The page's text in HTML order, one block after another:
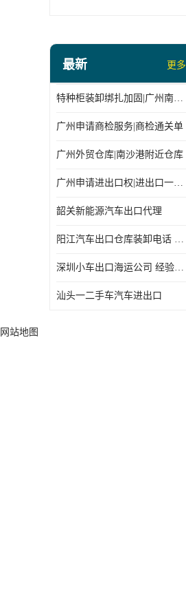
最新 更多
特种柜装卸绑扎加固|广州南沙仓库装卸
广州申请商检服务|商检通关单
广州外贸仓库|南沙港附近仓库
广州申请进出口权|进出口一站式
韶关新能源汽车出口代理
阳江汽车出口仓库装卸电话 经验丰富
深圳小车出口海运公司 经验丰富
汕头一二手车汽车进出口
网站地图